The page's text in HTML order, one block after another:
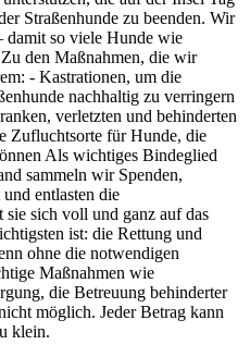
Straßenhunde zu beenden. Wir
damit so viele Hunde wie
den Maßnahmen, die wir
- Kastrationen, um die
nachhaltig zu verringern
verletzten und behinderten
Zufluchtsorte für Hunde, die
Als wichtiges Bindeglied
sammeln wir Spenden,
entlasten die
sich voll und ganz auf das
ist: die Rettung und
ohne die notwendigen
Maßnahmen wie
die Betreuung behinderter
möglich. Jeder Betrag kann
klein.